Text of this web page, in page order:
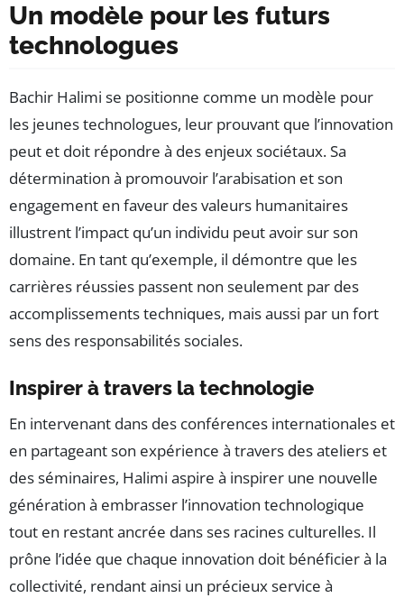
Un modèle pour les futurs
technologues
Bachir Halimi se positionne comme un modèle pour
les jeunes technologues, leur prouvant que l’innovation
peut et doit répondre à des enjeux sociétaux. Sa
détermination à promouvoir l’arabisation et son
engagement en faveur des valeurs humanitaires
illustrent l’impact qu’un individu peut avoir sur son
domaine. En tant qu’exemple, il démontre que les
carrières réussies passent non seulement par des
accomplissements techniques, mais aussi par un fort
sens des responsabilités sociales.
Inspirer à travers la technologie
En intervenant dans des conférences internationales et
en partageant son expérience à travers des ateliers et
des séminaires, Halimi aspire à inspirer une nouvelle
génération à embrasser l’innovation technologique
tout en restant ancrée dans ses racines culturelles. Il
prône l’idée que chaque innovation doit bénéficier à la
collectivité, rendant ainsi un précieux service à